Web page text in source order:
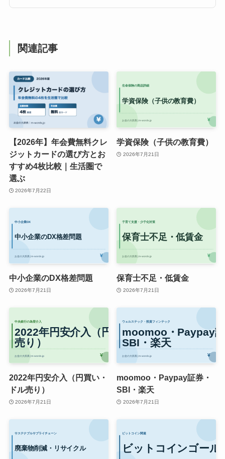
関連記事
【2026年】年会費無料クレ
ジットカードの選び方とお
すすめ4枚比較｜生活圏で
選ぶ
2026年7月22日
学資保険（子供の教育費）
2026年7月21日
中小企業のDX格差問題
2026年7月21日
保育士不足・低賃金
2026年7月21日
2022年円安介入（円買い・
ドル売り）
2026年7月21日
moomoo・Paypay証券・
SBI・楽天
2026年7月21日